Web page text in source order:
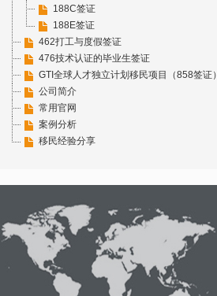
188C签证
188E签证
462打工与度假签证
476技术认证的毕业生签证
GTI全球人才独立计划移民项目（858签证）
公司简介
常用官网
案例分析
移民经验分享